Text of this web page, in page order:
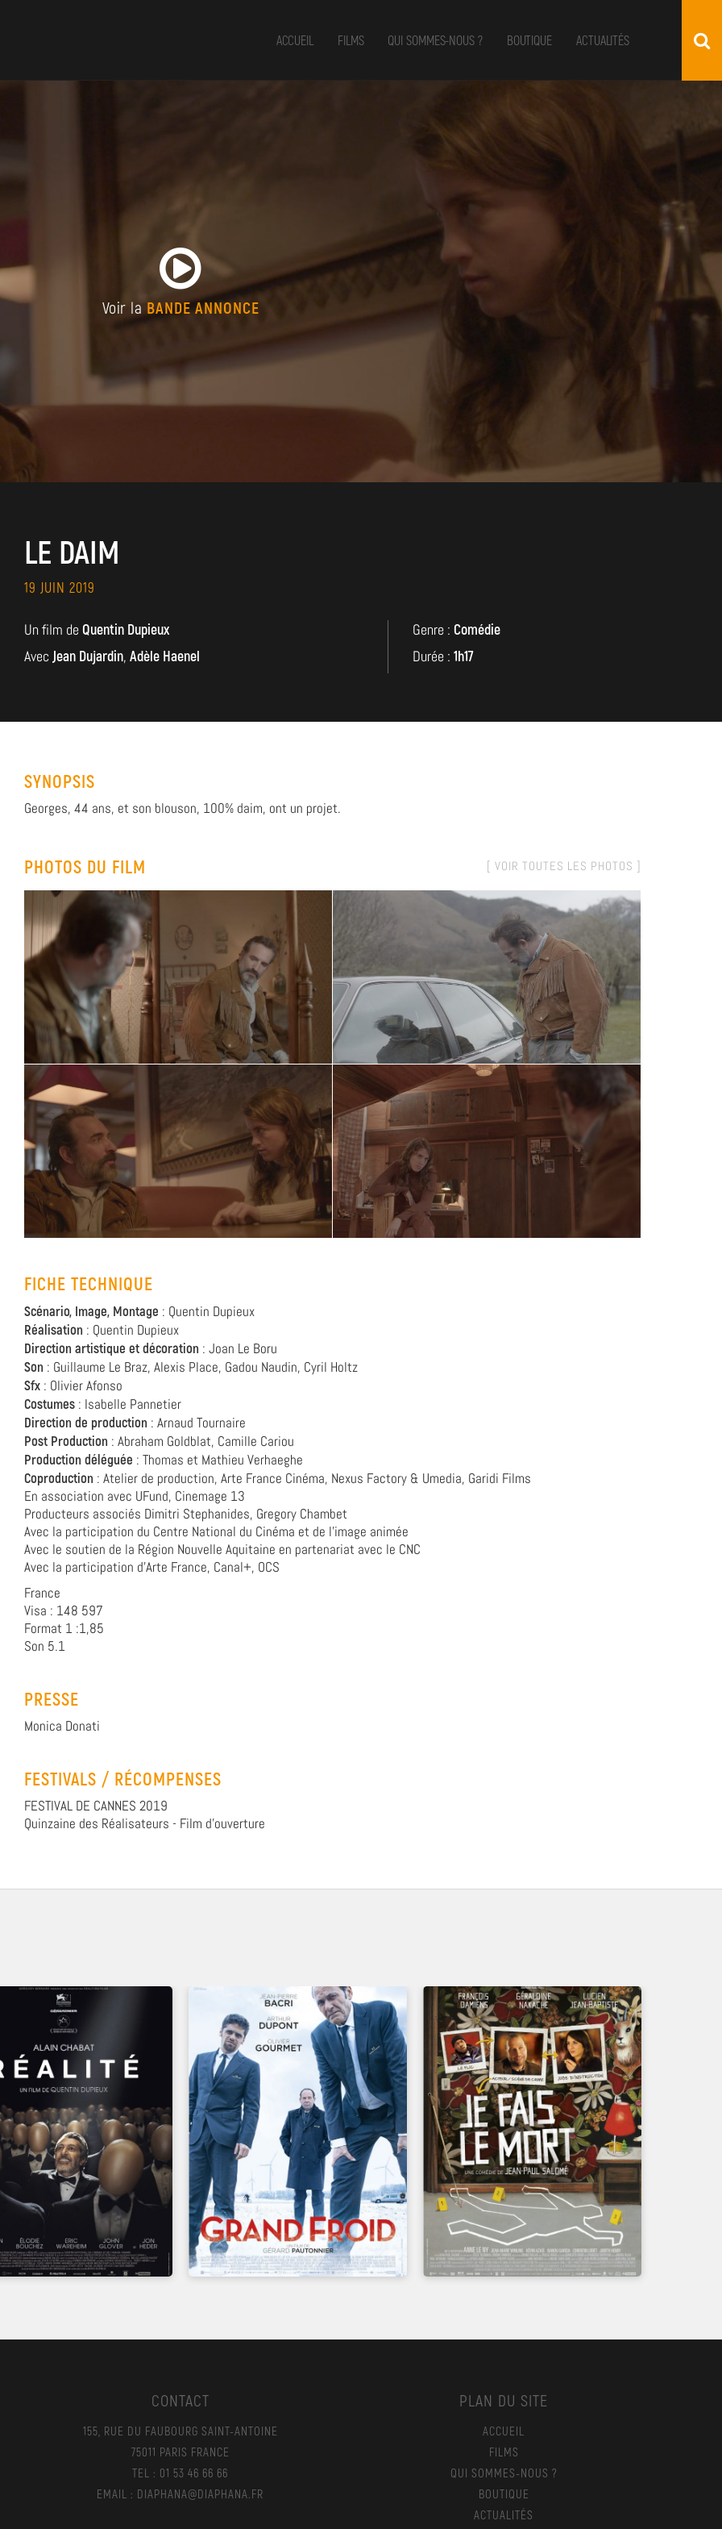
ACCUEIL FILMS QUI SOMMES-NOUS ? BOUTIQUE ACTUALITÉS
Voir laBANDE ANNONCE
LE DAIM
19 JUIN 2019
Un film de Quentin Dupieux
Avec Jean Dujardin, Adèle Haenel
Genre : Comédie
Durée : 1h17
SYNOPSIS
Georges, 44 ans, et son blouson, 100% daim, ont un projet.
PHOTOS DU FILM [ VOIR TOUTES LES PHOTOS ]
FICHE TECHNIQUE
Scénario, Image, Montage : Quentin Dupieux
Réalisation : Quentin Dupieux
Direction artistique et décoration : Joan Le Boru
Son : Guillaume Le Braz, Alexis Place, Gadou Naudin, Cyril Holtz
Sfx : Olivier Afonso
Costumes : Isabelle Pannetier
Direction de production : Arnaud Tournaire
Post Production : Abraham Goldblat, Camille Cariou
Production déléguée : Thomas et Mathieu Verhaeghe
Coproduction : Atelier de production, Arte France Cinéma, Nexus Factory & Umedia, Garidi Films
En association avec UFund, Cinemage 13
Producteurs associés Dimitri Stephanides, Gregory Chambet
Avec la participation du Centre National du Cinéma et de l’image animée
Avec le soutien de la Région Nouvelle Aquitaine en partenariat avec le CNC
Avec la participation d’Arte France, Canal+, OCS
France
Visa : 148 597
Format 1 :1,85
Son 5.1
PRESSE
Monica Donati
FESTIVALS / RÉCOMPENSES
FESTIVAL DE CANNES 2019
Quinzaine des Réalisateurs - Film d'ouverture
UN FILM DE
QUENTIN DUPIEUX
UN FILM DE
GÉRARD PAUTONNIER
UN FILM DE
JEAN-PAUL SALOMÉ
CONTACT
155, RUE DU FAUBOURG SAINT-ANTOINE
75011 PARIS FRANCE
TEL : 01 53 46 66 66
EMAIL : DIAPHANA@DIAPHANA.FR
PLAN DU SITE
ACCUEIL
FILMS
QUI SOMMES-NOUS ?
BOUTIQUE
ACTUALITÉS